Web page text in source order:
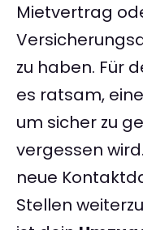
Mietvertrag
zu haben. Für
es ratsam,
um sicher zu
vergessen
neue
Stellen